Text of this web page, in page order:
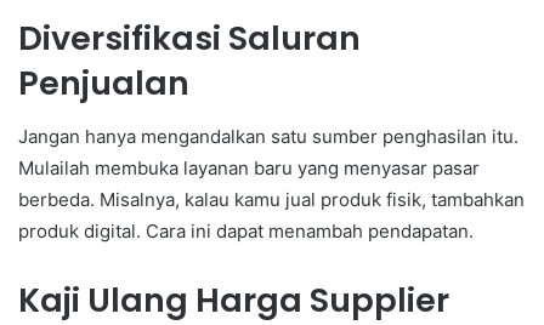
Diversifikasi Saluran
Penjualan
Jangan hanya mengandalkan satu sumber penghasilan itu.
Mulailah membuka layanan baru yang menyasar pasar
berbeda. Misalnya, kalau kamu jual produk fisik, tambahkan
produk digital. Cara ini dapat menambah pendapatan.
Kaji Ulang Harga Supplier